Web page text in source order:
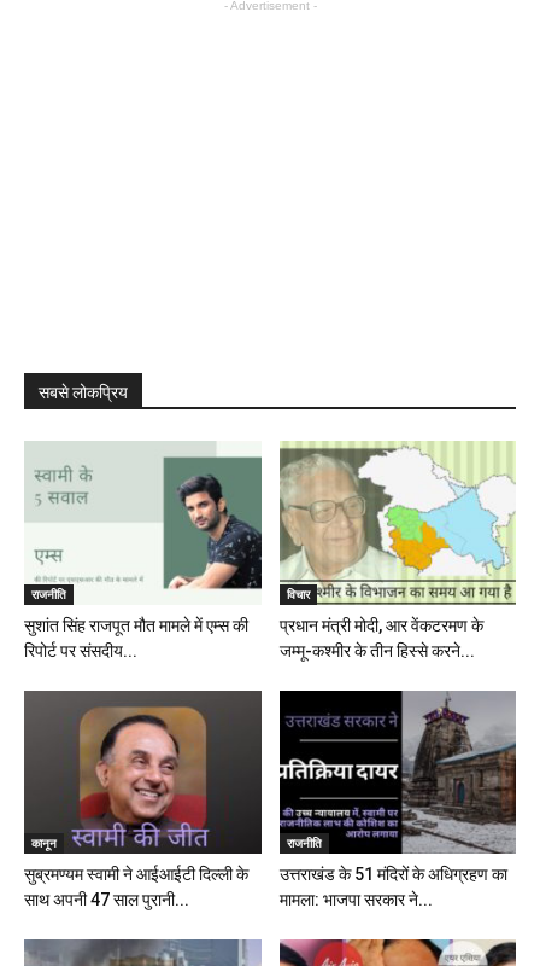
- Advertisement -
सबसे लोकप्रिय
राजनीति
सुशांत सिंह राजपूत मौत मामले में एम्स की
रिपोर्ट पर संसदीय...
विचार
प्रधान मंत्री मोदी, आर वेंकटरमण के
जम्मू-कश्मीर के तीन हिस्से करने...
कानून
सुब्रमण्यम स्वामी ने आईआईटी दिल्ली के
साथ अपनी 47 साल पुरानी...
राजनीति
उत्तराखंड के 51 मंदिरों के अधिग्रहण का
मामला: भाजपा सरकार ने...